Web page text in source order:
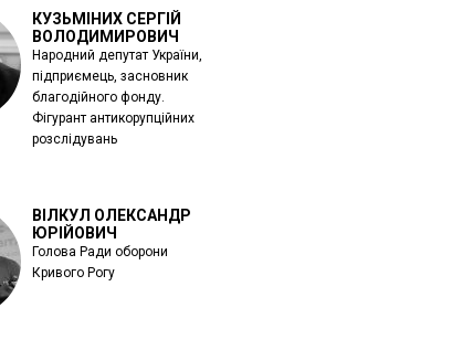
КУЗЬМІНИХ СЕРГІЙ
ВОЛОДИМИРОВИЧ
Народний депутат України,
підприємець, засновник
благодійного фонду.
Фігурант антикорупційних
розслідувань
ВІЛКУЛ ОЛЕКСАНДР
ЮРІЙОВИЧ
Голова Ради оборони
Кривого Рогу